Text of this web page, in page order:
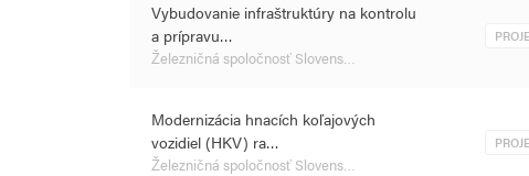
Vybudovanie infraštruktúry na kontrolu
a prípravu…
Železničná spoločnosť Slovens…
Modernizácia hnacích koľajových
vozidiel (HKV) ra…
Železničná spoločnosť Slovens…